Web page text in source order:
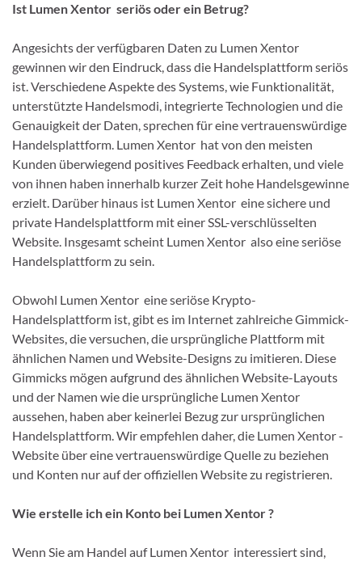
Ist Lumen Xentor seriös oder ein Betrug?
Angesichts der verfügbaren Daten zu Lumen Xentor
gewinnen wir den Eindruck, dass die Handelsplattform seriös
ist. Verschiedene Aspekte des Systems, wie Funktionalität,
unterstützte Handelsmodi, integrierte Technologien und die
Genauigkeit der Daten, sprechen für eine vertrauenswürdige
Handelsplattform. Lumen Xentor hat von den meisten
Kunden überwiegend positives Feedback erhalten, und viele
von ihnen haben innerhalb kurzer Zeit hohe Handelsgewinne
erzielt. Darüber hinaus ist Lumen Xentor eine sichere und
private Handelsplattform mit einer SSL-verschlüsselten
Website. Insgesamt scheint Lumen Xentor also eine seriöse
Handelsplattform zu sein.
Obwohl Lumen Xentor eine seriöse Krypto-
Handelsplattform ist, gibt es im Internet zahlreiche Gimmick-
Websites, die versuchen, die ursprüngliche Plattform mit
ähnlichen Namen und Website-Designs zu imitieren. Diese
Gimmicks mögen aufgrund des ähnlichen Website-Layouts
und der Namen wie die ursprüngliche Lumen Xentor
aussehen, haben aber keinerlei Bezug zur ursprünglichen
Handelsplattform. Wir empfehlen daher, die Lumen Xentor -
Website über eine vertrauenswürdige Quelle zu beziehen
und Konten nur auf der offiziellen Website zu registrieren.
Wie erstelle ich ein Konto bei Lumen Xentor ?
Wenn Sie am Handel auf Lumen Xentor interessiert sind,